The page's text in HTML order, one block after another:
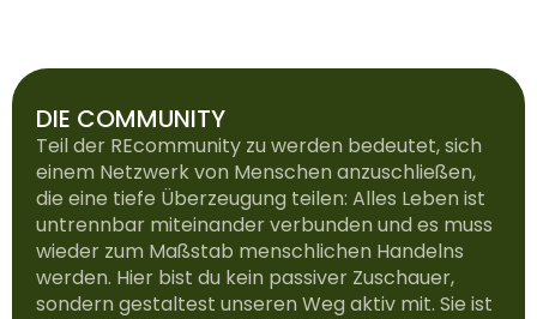
DIE COMMUNITY
Teil der REcommunity zu werden bedeutet, sich
einem Netzwerk von Menschen anzuschließen,
die eine tiefe Überzeugung teilen: Alles Leben ist
untrennbar miteinander verbunden und es muss
wieder zum Maßstab menschlichen Handelns
werden. Hier bist du kein passiver Zuschauer,
sondern gestaltest unseren Weg aktiv mit. Sie ist